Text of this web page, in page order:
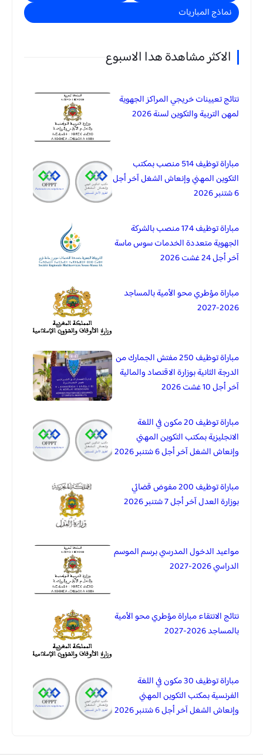
نماذج المباريات
الاكثر مشاهدة هدا الاسبوع
نتائج تعيينات خريجي المراكز الجهوية
لمهن التربية والتكوين لسنة 2026
مباراة توظيف 514 منصب بمكتب
التكوين المهني وإنعاش الشغل آخر أجل
6 شتنبر 2026
مباراة توظيف 174 منصب بالشركة
الجهوية متعددة الخدمات سوس ماسة
آخر أجل 24 غشت 2026
مباراة مؤطري محو الأمية بالمساجد
2026-2027
مباراة توظيف 250 مفتش الجمارك من
الدرجة الثانية بوزارة الاقتصاد والمالية
آخر أجل 10 غشت 2026
مباراة توظيف 20 مكون في اللغة
الانجليزية بمكتب التكوين المهني
وإنعاش الشغل آخر أجل 6 شتنبر 2026
مباراة توظيف 200 مفوض قضائي
بوزارة العدل آخر أجل 7 شتنبر 2026
مواعيد الدخول المدرسي برسم الموسم
الدراسي 2026-2027
نتائج الانتقاء مباراة مؤطري محو الأمية
بالمساجد 2026-2027
مباراة توظيف 30 مكون في اللغة
الفرنسية بمكتب التكوين المهني
وإنعاش الشغل آخر أجل 6 شتنبر 2026